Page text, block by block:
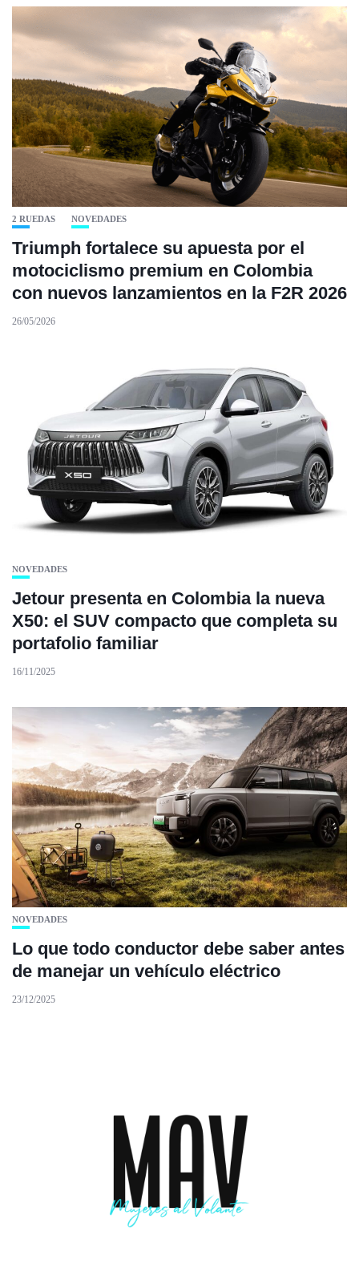
2 RUEDAS NOVEDADES
Triumph fortalece su apuesta por el
motociclismo premium en Colombia
con nuevos lanzamientos en la F2R 2026
26/05/2026
NOVEDADES
Jetour presenta en Colombia la nueva
X50: el SUV compacto que completa su
portafolio familiar
16/11/2025
NOVEDADES
Lo que todo conductor debe saber antes
de manejar un vehículo eléctrico
23/12/2025